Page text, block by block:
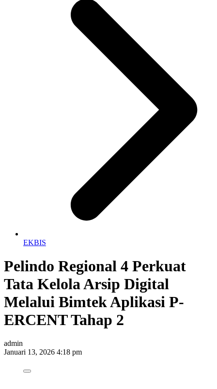
EKBIS
Pelindo Regional 4 Perkuat
Tata Kelola Arsip Digital
Melalui Bimtek Aplikasi P-
ERCENT Tahap 2
admin
Januari 13, 2026 4:18 pm